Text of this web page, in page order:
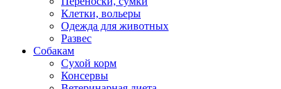
Клетки, вольеры
Одежда для животных
Развес
Собакам
Сухой корм
Консервы